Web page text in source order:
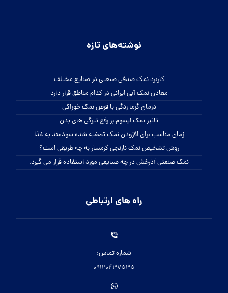
نوشته‌های تازه
کاربرد نمک صدفی صنعتی در صنایع مختلف
معادن نمک آبی ایرانی در کدام مناطق قرار دارد
درمان گرما زدگی با قرص نمک خوراکی
تاثیر نمک اپسوم بر رفع تیرگی های بدن
زمان مناسب برای افزودن نمک تصفیه شده سودمند به غذا
روش تشخیص نمک نارنجی گرمسار به چه طریقی است؟
نمک صنعتی آذرخش در چه صنایعی مورد استفاده قرار می گیرد.
راه های ارتباطی
شماره تماس:
09120437535